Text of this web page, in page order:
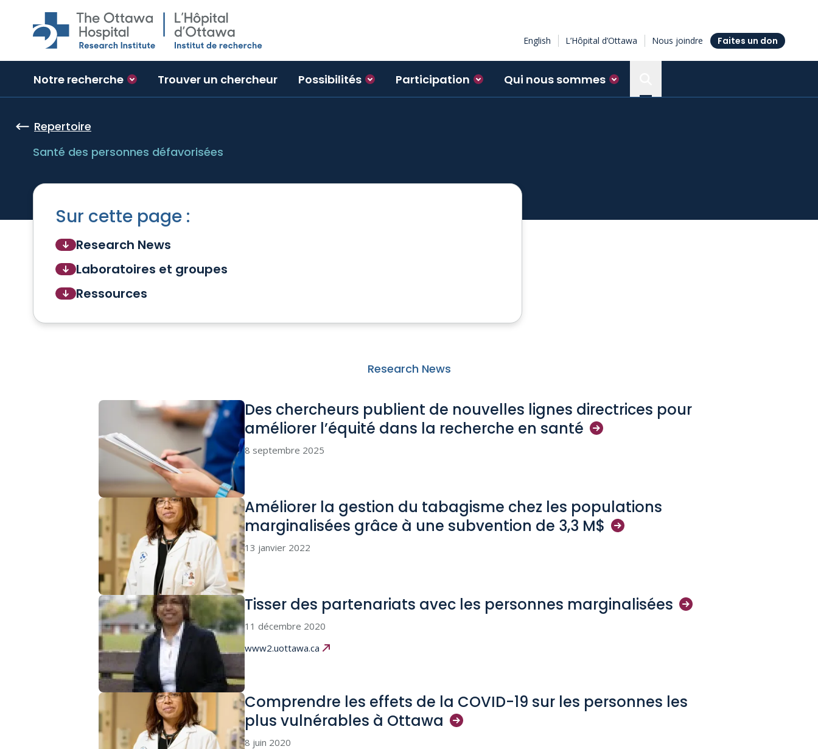
Skip to main content
English L’Hôpital d’Ottawa Nous joindre Faites un don
Notre recherche Trouver un chercheur Possibilités Participation Qui nous sommes
Repertoire
Santé des personnes défavorisées
Sur cette page :
Research News
Laboratoires et groupes
Ressources
Research News
Des chercheurs publient de nouvelles lignes directrices pour
améliorer l’équité dans la recherche en santé
8 septembre 2025
Améliorer la gestion du tabagisme chez les populations
marginalisées grâce à une subvention de 3,3 M$
13 janvier 2022
Tisser des partenariats avec les personnes marginalisées
11 décembre 2020
www2.uottawa.ca
Comprendre les effets de la COVID-19 sur les personnes les
plus vulnérables à Ottawa
8 juin 2020